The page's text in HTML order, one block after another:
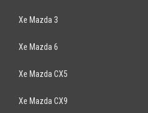
Xe Mazda 3
Xe Mazda 6
Xe Mazda CX5
Xe Mazda CX9